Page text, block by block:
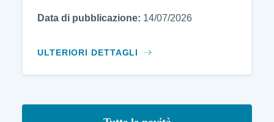
Data di pubblicazione: 14/07/2026
ULTERIORI DETTAGLI